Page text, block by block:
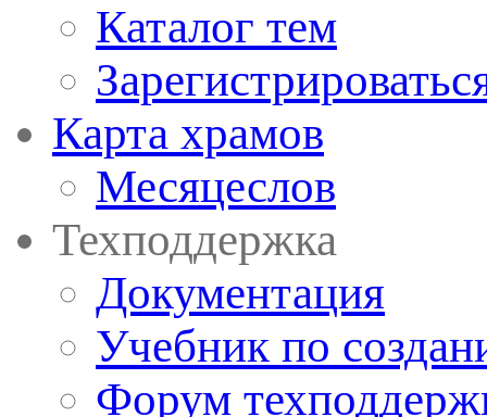
Каталог тем
Карта храмов
Месяцеслов
Техподдержка
Документация
Учебник по
Форум